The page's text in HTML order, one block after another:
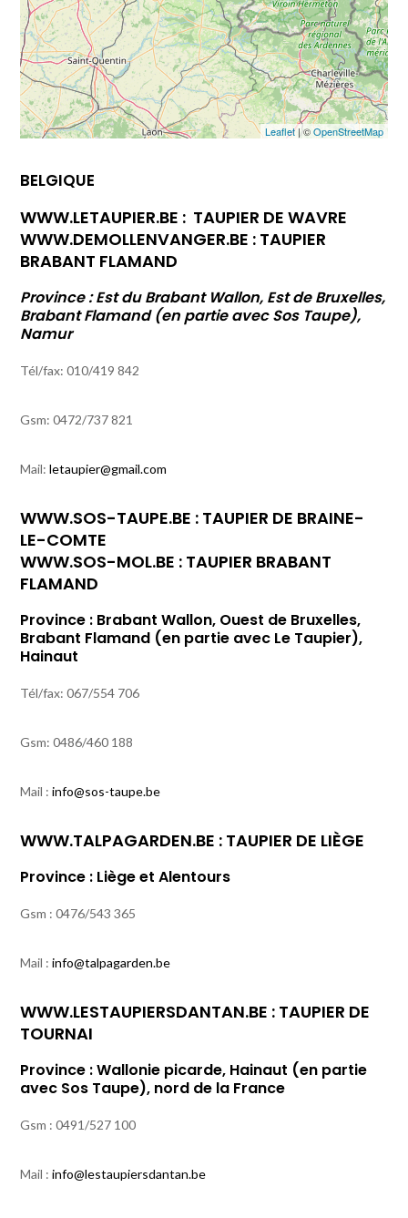
Leaflet| ©OpenStreetMap
BELGIQUE
WWW.LETAUPIER.BE : TAUPIER DE WAVRE
WWW.DEMOLLENVANGER.BE : TAUPIER
BRABANT FLAMAND
Province : Est du Brabant Wallon, Est de Bruxelles,
Brabant Flamand (en partie avec Sos Taupe),
Namur
Tél/fax: 010/419 842
Gsm: 0472/737 821
Mail:letaupier@gmail.com
WWW.SOS-TAUPE.BE : TAUPIER DE BRAINE-
LE-COMTE
WWW.SOS-MOL.BE : TAUPIER BRABANT
FLAMAND
Province : Brabant Wallon, Ouest de Bruxelles,
Brabant Flamand (en partie avec Le Taupier),
Hainaut
Tél/fax: 067/554 706
Gsm: 0486/460 188
Mail :info@sos-taupe.be
WWW.TALPAGARDEN.BE : TAUPIER DE LIÈGE
Province : Liège et Alentours
Gsm : 0476/543 365
Mail :info@talpagarden.be
WWW.LESTAUPIERSDANTAN.BE : TAUPIER DE
TOURNAI
Province : Wallonie picarde, Hainaut (en partie
avec Sos Taupe), nord de la France
Gsm : 0491/527 100
Mail :info@lestaupiersdantan.be